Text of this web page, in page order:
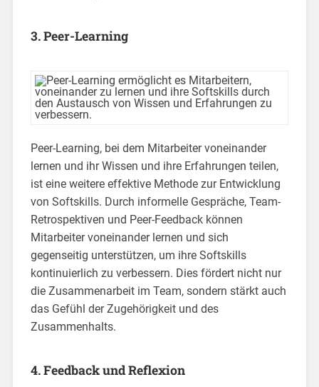
3. Peer-Learning
Peer-Learning, bei dem Mitarbeiter voneinander
lernen und ihr Wissen und ihre Erfahrungen teilen,
ist eine weitere effektive Methode zur Entwicklung
von Softskills. Durch informelle Gespräche, Team-
Retrospektiven und Peer-Feedback können
Mitarbeiter voneinander lernen und sich
gegenseitig unterstützen, um ihre Softskills
kontinuierlich zu verbessern. Dies fördert nicht nur
die Zusammenarbeit im Team, sondern stärkt auch
das Gefühl der Zugehörigkeit und des
Zusammenhalts.
4. Feedback und Reflexion